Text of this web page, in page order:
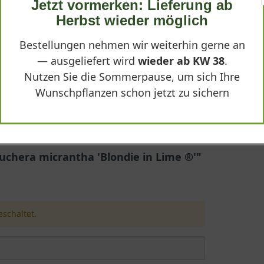
Staude, die mit ihrem leuchtenden Laub und den zarten
Mit einer Wuchshöhe von 20 bis 30 Zentimetern und
wintergrün und zeigen eine auffällige grüngelbe Farbe, die
verleiht. Diese Blattschönheit macht die Sorte zu einer
dichten Polster aus, das selbst im Winter eine farbige Note
bestehen und in einem hellen Gelb leuchten. Sie
micrantha 'Blondie in Lime ®'"
Jetzt vormerken: Lieferung ab
Herbst wieder möglich
Bestellungen nehmen wir weiterhin gerne an
— ausgeliefert wird wieder ab KW 38.
Nutzen Sie die Sommerpause, um sich Ihre
Wunschpflanzen schon jetzt zu sichern